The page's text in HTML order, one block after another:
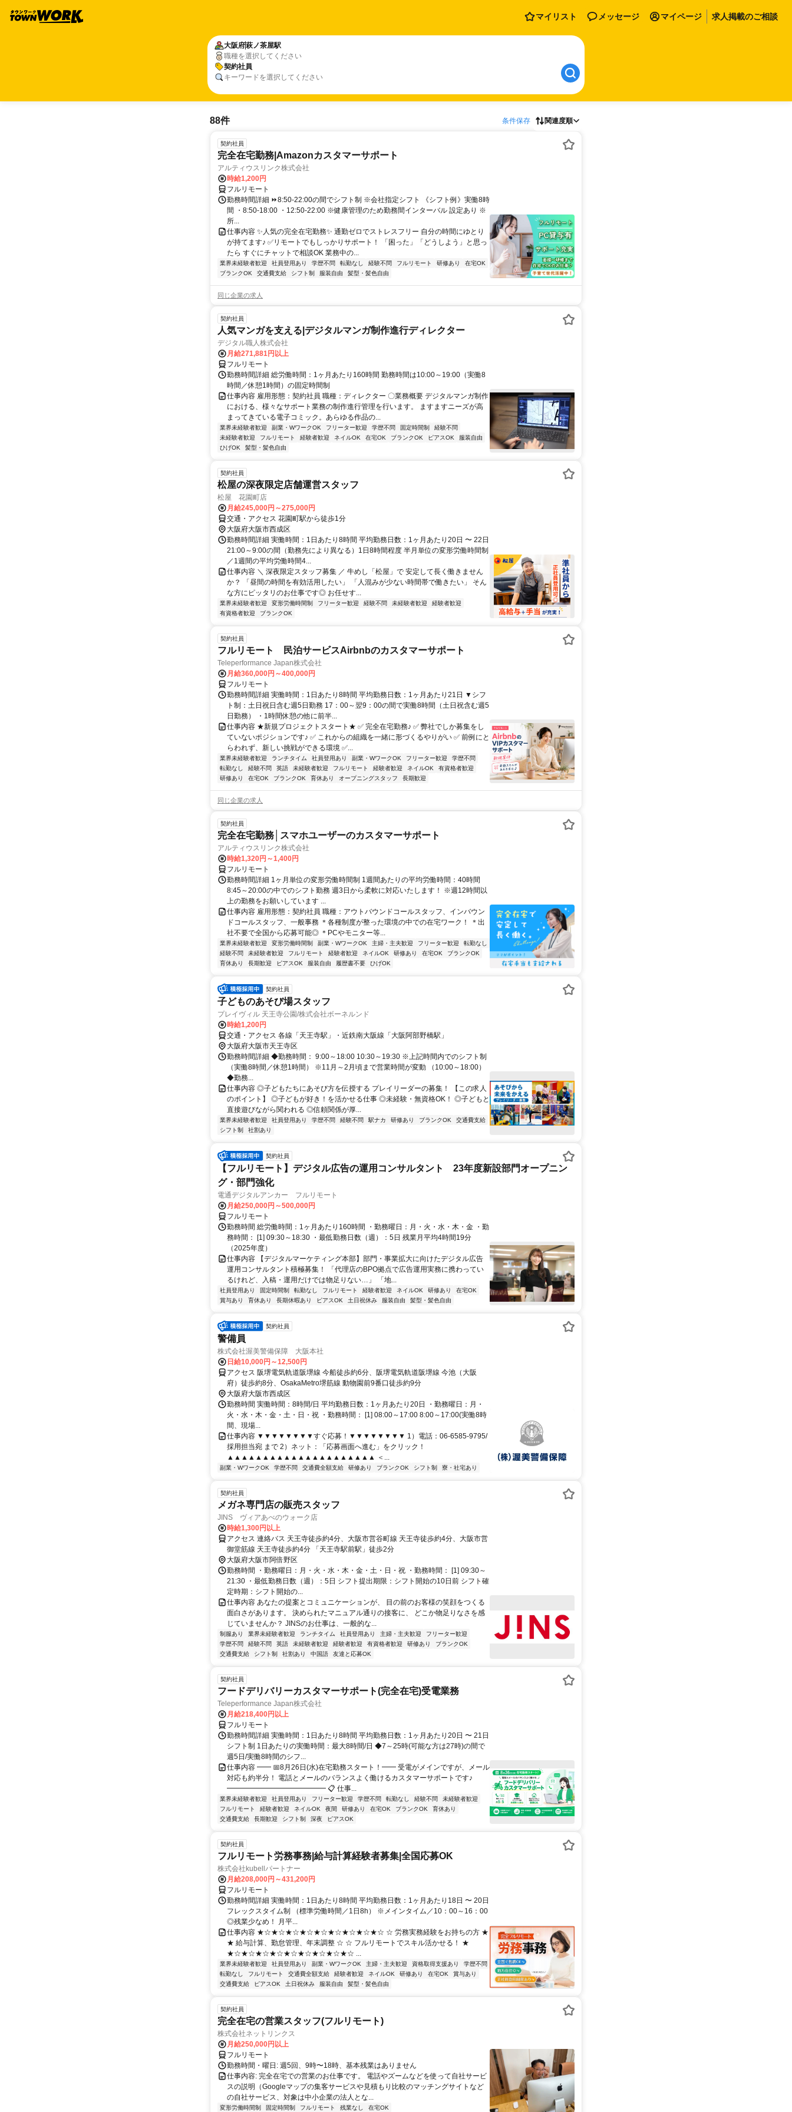
マイリスト メッセージ マイページ 求人掲載のご相談
大阪府萩ノ茶屋駅
職種を選択してください
契約社員
キーワードを選択してください
88件 条件保存 関連度順
契約社員
完全在宅勤務|Amazonカスタマーサポート
アルティウスリンク株式会社
時給1,200円
フルリモート
勤務時間詳細 ⏩8:50-22:00の間でシフト制 ※会社指定シフト 《シフト例》実働8時
間 ・8:50-18:00 ・12:50-22:00 ※健康管理のため勤務間インターバル 設定あり ※
所...
仕事内容 ✨人気の完全在宅勤務✨ 通勤ゼロでストレスフリー 自分の時間にゆとり
が持てます♪ ✅リモートでもしっかりサポート！ 「困った」「どうしよう」と思っ
たら すぐにチャットで相談OK 業務中の...
業界未経験者歓迎 社員登用あり 学歴不問 転勤なし 経験不問 フルリモート 研修あり
在宅OK
ブランクOK
交通費支給 シフト制 服装自由 髪型・髪色自由
同じ企業の求人
契約社員
人気マンガを支える|デジタルマンガ制作進行ディレクター
デジタル職人株式会社
月給271,881円以上
フルリモート
勤務時間詳細 総労働時間：1ヶ月あたり160時間 勤務時間は10:00～19:00（実働8
時間／休憩1時間）の固定時間制
仕事内容 雇用形態：契約社員 職種：ディレクター 〇業務概要 デジタルマンガ制作
における、様々なサポート業務の制作進行管理を行います。 ますますニーズが高
まってきている電子コミック。あらゆる作品の...
業界未経験者歓迎 副業・WワークOK フリーター歓迎 学歴不問 固定時間制
経験不問
未経験者歓迎
フルリモート 経験者歓迎 ネイルOK 在宅OK ブランクOK ピアスOK
服装自由
ひげOK
髪型・髪色自由
契約社員
松屋の深夜限定店舗運営スタッフ
松屋 花園町店
月給245,000円～275,000円
交通・アクセス 花園町駅から徒歩1分
大阪府大阪市西成区
勤務時間詳細 実働時間：1日あたり8時間 平均勤務日数：1ヶ月あたり20日 〜 22日
21:00～9:00の間（勤務先により異なる）1日8時間程度 半月単位の変形労働時間制
／1週間の平均労働時間4...
仕事内容 ＼ 深夜限定スタッフ募集 ／ 牛めし「松屋」で 安定して長く働きません
か？ 「昼間の時間を有効活用したい」 「人混みが少ない時間帯で働きたい」 そん
な方にピッタリのお仕事です◎ お任せす...
業界未経験者歓迎 変形労働時間制 フリーター歓迎 経験不問 未経験者歓迎
経験者歓迎
有資格者歓迎
ブランクOK
契約社員
フルリモート 民泊サービスAirbnbのカスタマーサポート
Teleperformance Japan株式会社
月給360,000円～400,000円
フルリモート
勤務時間詳細 実働時間：1日あたり8時間 平均勤務日数：1ヶ月あたり21日 ▼シフ
ト制：土日祝日含む週5日勤務 17：00～翌9：00の間で実働8時間（土日祝含む週5
日勤務） ・1時間休憩の他に前半...
仕事内容 ★新規プロジェクトスタート★ ✅ 完全在宅勤務♪ ✅ 弊社でしか募集をし
ていないポジションです♪ ✅ これからの組織を一緒に形づくるやりがい ✅ 前例にと
らわれず、新しい挑戦ができる環境 ✅...
業界未経験者歓迎 ランチタイム 社員登用あり 副業・WワークOK フリーター歓迎
学歴不問
転勤なし
経験不問 英語 未経験者歓迎 フルリモート 経験者歓迎 ネイルOK
有資格者歓迎
研修あり
在宅OK ブランクOK 育休あり オープニングスタッフ 長期歓迎
同じ企業の求人
契約社員
完全在宅勤務│スマホユーザーのカスタマーサポート
アルティウスリンク株式会社
時給1,320円～1,400円
フルリモート
勤務時間詳細 1ヶ月単位の変形労働時間制 1週間あたりの平均労働時間：40時間
8:45～20:00の中でのシフト勤務 週3日から柔軟に対応いたします！ ※週12時間以
上の勤務をお願いしています ...
仕事内容 雇用形態：契約社員 職種：アウトバウンドコールスタッフ、インバウン
ドコールスタッフ、一般事務 ＊各種制度が整った環境の中での在宅ワーク！ ＊出
社不要で全国から応募可能◎ ＊PCやモニター等...
業界未経験者歓迎 変形労働時間制 副業・WワークOK 主婦・主夫歓迎 フリーター歓迎
転勤なし
経験不問
未経験者歓迎 フルリモート 経験者歓迎 ネイルOK 研修あり 在宅OK
ブランクOK
育休あり
長期歓迎 ピアスOK 服装自由 履歴書不要 ひげOK
契約社員
子どものあそび場スタッフ
プレイヴィル 天王寺公園/株式会社ボーネルンド
時給1,200円
交通・アクセス 各線「天王寺駅」・近鉄南大阪線「大阪阿部野橋駅」
大阪府大阪市天王寺区
勤務時間詳細 ◆勤務時間： 9:00～18:00 10:30～19:30 ※上記時間内でのシフト制
（実働8時間／休憩1時間） ※11月～2月頃まで営業時間が変動 （10:00～18:00）
◆勤務...
仕事内容 ◎子どもたちにあそび方を伝授する プレイリーダーの募集！ 【この求人
のポイント】 ◎子どもが好き！を活かせる仕事 ◎未経験・無資格OK！ ◎子どもと
直接遊びながら関われる ◎信頼関係が厚...
業界未経験者歓迎 社員登用あり 学歴不問 経験不問 駅ナカ 研修あり ブランクOK
交通費支給
シフト制
社割あり
契約社員
【フルリモート】デジタル広告の運用コンサルタント 23年度新設部門オープニン
グ・部門強化
電通デジタルアンカー フルリモート
月給250,000円～500,000円
フルリモート
勤務時間 総労働時間：1ヶ月あたり160時間 ・勤務曜日：月・火・水・木・金 ・勤
務時間： [1] 09:30～18:30 ・最低勤務日数（週）：5日 残業月平均4時間19分
（2025年度）
仕事内容 【デジタルマーケティング本部】部門・事業拡大に向けたデジタル広告
運用コンサルタント積極募集！ 「代理店のBPO拠点で広告運用実務に携わってい
るけれど、入稿・運用だけでは物足りない…」 「地...
社員登用あり 固定時間制 転勤なし フルリモート 経験者歓迎 ネイルOK 研修あり
在宅OK
賞与あり
育休あり 長期休暇あり ピアスOK 土日祝休み 服装自由 髪型・髪色自由
契約社員
警備員
株式会社渥美警備保障 大阪本社
日給10,000円～12,500円
アクセス 阪堺電気軌道阪堺線 今船徒歩約6分、阪堺電気軌道阪堺線 今池（大阪
府）徒歩約8分、OsakaMetro堺筋線 動物園前9番口徒歩約9分
大阪府大阪市西成区
勤務時間 実働時間：8時間/日 平均勤務日数：1ヶ月あたり20日 ・勤務曜日：月・
火・水・木・金・土・日・祝 ・勤務時間： [1] 08:00～17:00 8:00～17:00(実働8時
間、現場...
仕事内容 ▼▼▼▼▼▼▼▼すぐ応募！▼▼▼▼▼▼▼▼ 1）電話：06-6585-9795/
採用担当宛 まで 2）ネット：「応募画面へ進む」をクリック！
▲▲▲▲▲▲▲▲▲▲▲▲▲▲▲▲▲▲▲▲▲ ＜...
副業・WワークOK 学歴不問 交通費全額支給 研修あり ブランクOK シフト制 寮・社宅あり
契約社員
メガネ専門店の販売スタッフ
JINS ヴィアあべのウォーク店
時給1,300円以上
アクセス 連絡バス 天王寺徒歩約4分、大阪市営谷町線 天王寺徒歩約4分、大阪市営
御堂筋線 天王寺徒歩約4分 「天王寺駅前駅」徒歩2分
大阪府大阪市阿倍野区
勤務時間 ・勤務曜日：月・火・水・木・金・土・日・祝 ・勤務時間： [1] 09:30～
21:30 ・最低勤務日数（週）：5日 シフト提出期限：シフト開始の10日前 シフト確
定時期：シフト開始の...
仕事内容 あなたの提案とコミュニケーションが、 目の前のお客様の笑顔をつくる
面白さがあります。 決められたマニュアル通りの接客に、 どこか物足りなさを感
じていませんか？ JINSのお仕事は、一般的な...
制服あり 業界未経験者歓迎 ランチタイム 社員登用あり 主婦・主夫歓迎
フリーター歓迎
学歴不問
経験不問 英語 未経験者歓迎 経験者歓迎 有資格者歓迎 研修あり
ブランクOK
交通費支給
シフト制 社割あり 中国語 友達と応募OK
契約社員
フードデリバリーカスタマーサポート(完全在宅)受電業務
Teleperformance Japan株式会社
月給218,400円以上
フルリモート
勤務時間詳細 実働時間：1日あたり8時間 平均勤務日数：1ヶ月あたり20日 〜 21日
シフト制 1日あたりの実働時間：最大8時間/日 ◆7～25時(可能な方は27時)の間で
週5日/実働8時間のシフ...
仕事内容 ━━ 📅8月26日(水)在宅勤務スタート！━━ 受電がメインですが、メール
対応も約半分！ 電話とメールのバランスよく働けるカスタマーサポートです♪
━━━━━━━━━━━━━━ 📋 仕事...
業界未経験者歓迎 社員登用あり フリーター歓迎 学歴不問 転勤なし 経験不問
未経験者歓迎
フルリモート
経験者歓迎 ネイルOK 夜間 研修あり 在宅OK ブランクOK
育休あり
交通費支給
長期歓迎 シフト制 深夜 ピアスOK
契約社員
フルリモート労務事務|給与計算経験者募集|全国応募OK
株式会社kubellパートナー
月給208,000円～431,200円
フルリモート
勤務時間詳細 実働時間：1日あたり8時間 平均勤務日数：1ヶ月あたり18日 〜 20日
フレックスタイム制 （標準労働時間／1日8h） ※メインタイム／10：00～16：00
◎残業少なめ！ 月平...
仕事内容 ★☆★☆★☆★☆★☆★☆★☆★☆★☆ ☆ 労務実務経験をお持ちの方 ★
★ 給与計算、勤怠管理、年末調整 ☆ ☆ フルリモートでスキル活かせる！ ★
★☆★☆★☆★☆★☆★☆★☆★☆★☆ ...
業界未経験者歓迎 社員登用あり 副業・WワークOK 主婦・主夫歓迎 資格取得支援あり
学歴不問
転勤なし
フルリモート 交通費全額支給 経験者歓迎 ネイルOK 研修あり 在宅OK
賞与あり
交通費支給
ピアスOK 土日祝休み 服装自由 髪型・髪色自由
契約社員
完全在宅の営業スタッフ(フルリモート)
株式会社ネットリンクス
月給250,000円以上
フルリモート
勤務時間・曜日: 週5回、9時〜18時、基本残業はありません
仕事内容: 完全在宅での営業のお仕事です。 電話やズームなどを使って自社サービ
スの説明（Googleマップの集客サービスや見積もり比較のマッチングサイトなど
の自社サービス、対象は中小企業の法人とな...
変形労働時間制 固定時間制 フルリモート 残業なし 在宅OK